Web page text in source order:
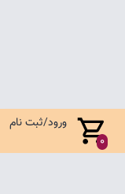
0
ورود/ثبت نام